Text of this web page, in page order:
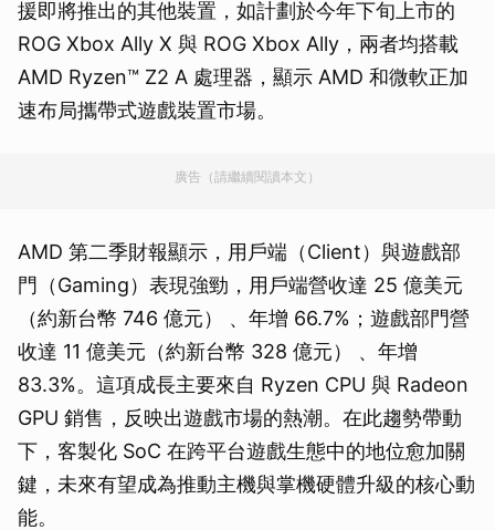
援即將推出的其他裝置，如計劃於今年下旬上市的
ROG Xbox Ally X 與 ROG Xbox Ally，兩者均搭載
AMD Ryzen™ Z2 A 處理器，顯示 AMD 和微軟正加
速布局攜帶式遊戲裝置市場。
廣告（請繼續閱讀本文）
AMD 第二季財報顯示，用戶端（Client）與遊戲部
門（Gaming）表現強勁，用戶端營收達 25 億美元
（約新台幣 746 億元） 、年增 66.7%；遊戲部門營
收達 11 億美元（約新台幣 328 億元） 、年增
83.3%。這項成長主要來自 Ryzen CPU 與 Radeon
GPU 銷售，反映出遊戲市場的熱潮。在此趨勢帶動
下，客製化 SoC 在跨平台遊戲生態中的地位愈加關
鍵，未來有望成為推動主機與掌機硬體升級的核心動
能。